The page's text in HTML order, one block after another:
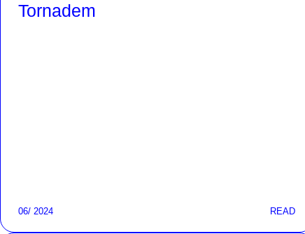
Tornadem
06/ 2024 READ